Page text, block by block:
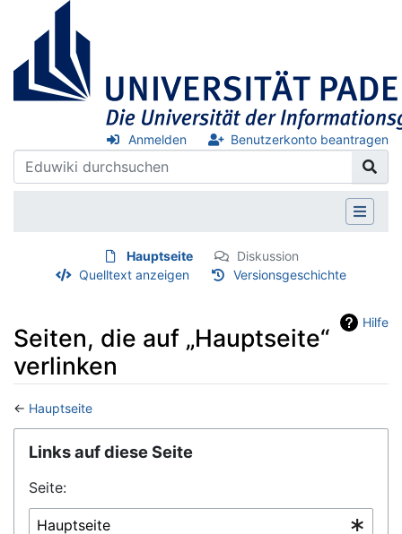
Anmelden Benutzerkonto beantragen
Hauptseite
Diskussion
Quelltext anzeigen
Versionsgeschichte
Hilfe
Seiten, die auf „Hauptseite“
verlinken
← Hauptseite
Wechseln zu:Navigation,Suche
Links auf diese Seite
Seite: